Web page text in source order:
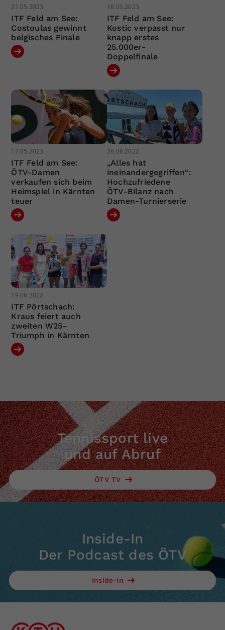
21.05.2023
ITF Feld am See:
Costoulas gewinnt
belgisches Finale
18.05.2023
ITF Feld am See:
Kostic verpasst nur
knapp erstes
25.000er-
Doppelfinale
17.05.2023
ITF Feld am See:
ÖTV-Damen
verkaufen sich beim
Heimspiel in Kärnten
teuer
26.06.2022
„Alles hat
ineinandergegriffen“:
Hochzufriedene
ÖTV-Bilanz nach
Damen-Turnierserie
19.06.2022
ITF Pörtschach:
Kraus feiert auch
zweiten W25-
Triumph in Kärnten
Tennissport live
und auf Abruf
ÖTV TV
Inside-In
Der Podcast des ÖTV
Inside-In